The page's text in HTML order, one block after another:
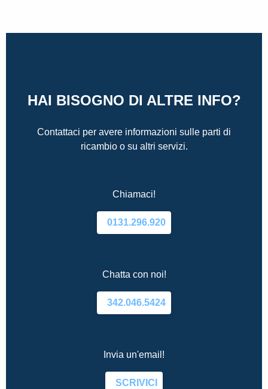
HAI BISOGNO DI ALTRE INFO?
Contattaci per avere informazioni sulle parti di
ricambio o su altri servizi.
Chiamaci!
0131.296.920
Chatta con noi!
342.046.5424
Invia un'email!
SCRIVICI